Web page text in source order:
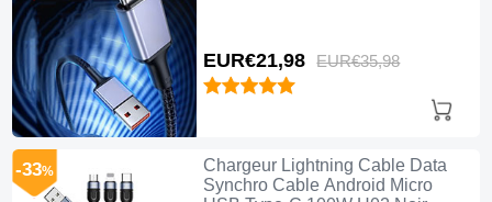
EUR€21,98 EUR€35,98
Chargeur Lightning Cable Data
Synchro Cable Android Micro
-33%